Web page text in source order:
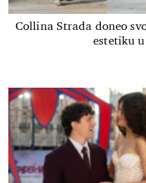
Collina Strada doneo
estetiku